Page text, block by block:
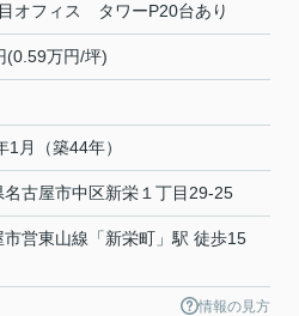
オフィス タワーP20台あり
(0.59万円/坪)
1月（築44年）
名古屋市中区新栄 １丁目29-25
市営東山線 「新栄町 」駅 徒歩15
情報の見方